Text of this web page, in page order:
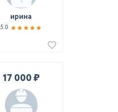
ирина
5.0
17 000 ₽